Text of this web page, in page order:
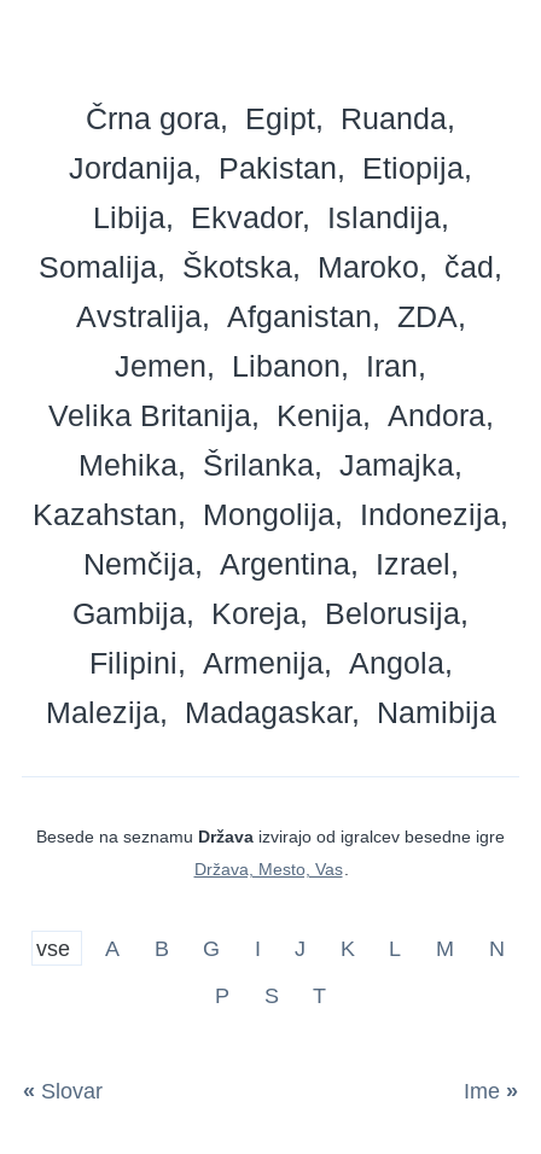
Črna gora Egipt
Ruanda
Jordanija
Pakistan
Etiopija
Libija
Ekvador
Islandija
Somalija
Škotska Maroko
čad
Avstralija
Afganistan
ZDA
Jemen
Libanon
Iran
Velika Britanija
Kenija
Andora
Mehika
Šrilanka
Jamajka
Kazahstan
Mongolija
Indonezija
Nemčija
Argentina
Izrael
Gambija
Koreja
Belorusija
Filipini
Armenija
Angola
Malezija
Madagaskar Namibija
Besede na seznamu Država izvirajo od igralcev besedne igre
Država, Mesto, Vas
vse A B G I J K L M
N
P
S T
« Slovar Ime »